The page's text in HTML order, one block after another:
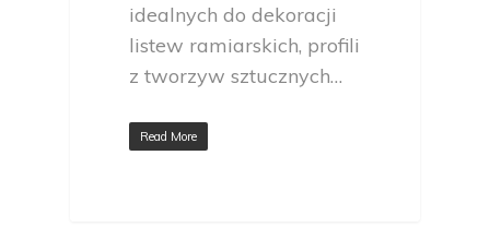
idealnych do dekoracji
listew ramiarskich, profili
z tworzyw sztucznych…
Read More